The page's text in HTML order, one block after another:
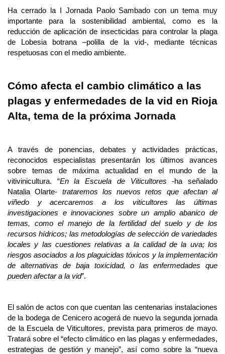
Ha cerrado la I Jornada Paolo Sambado con un tema muy
importante para la sostenibilidad ambiental, como es la
reducción de aplicación de insecticidas para controlar la plaga
de Lobesia botrana –polilla de la vid-, mediante técnicas
respetuosas con el medio ambiente.
Cómo afecta el cambio climático a las
plagas y enfermedades de la vid en Rioja
Alta, tema de la próxima Jornada
A través de ponencias, debates y actividades prácticas,
reconocidos especialistas presentarán los últimos avances
sobre temas de máxima actualidad en el mundo de la
vitivinicultura. “En la Escuela de Viticultores-ha señalado
Natalia Olarte- trataremos los nuevos retos que afectan al
viñedo y acercaremos a los viticultores las últimas
investigaciones e innovaciones sobre un amplio abanico de
temas, como el manejo de la fertilidad del suelo y de los
recursos hídricos; las metodologías de selección de variedades
locales y las cuestiones relativas a la calidad de la uva; los
riesgos asociados a los plaguicidas tóxicos y la implementación
de alternativas de baja toxicidad, o las enfermedades que
pueden afectar a la vid”.
El salón de actos con que cuentan las centenarias instalaciones
de la bodega de Cenicero acogerá de nuevo la segunda jornada
de la Escuela de Viticultores, prevista para primeros de mayo.
Tratará sobre el “efecto climático en las plagas y enfermedades,
estrategias de gestión y manejo”, así como sobre la “nueva